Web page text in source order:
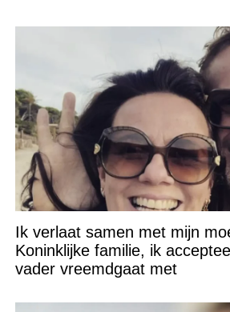
Ik verlaat samen met mijn
Koninklijke familie, ik
vader vreemdgaat met